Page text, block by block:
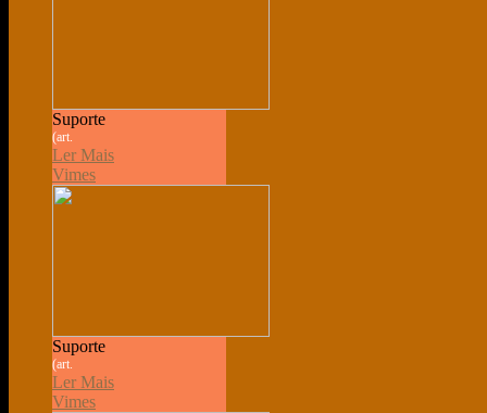
Suporte
(art.
Ler Mais
Vimes
Suporte
(art.
Ler Mais
Vimes